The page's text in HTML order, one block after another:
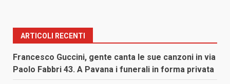
ARTICOLI RECENTI
Francesco Guccini, gente canta le sue canzoni in via
Paolo Fabbri 43. A Pavana i funerali in forma privata